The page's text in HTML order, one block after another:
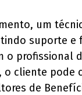
um
suporte e
o profissional
cliente pode
de